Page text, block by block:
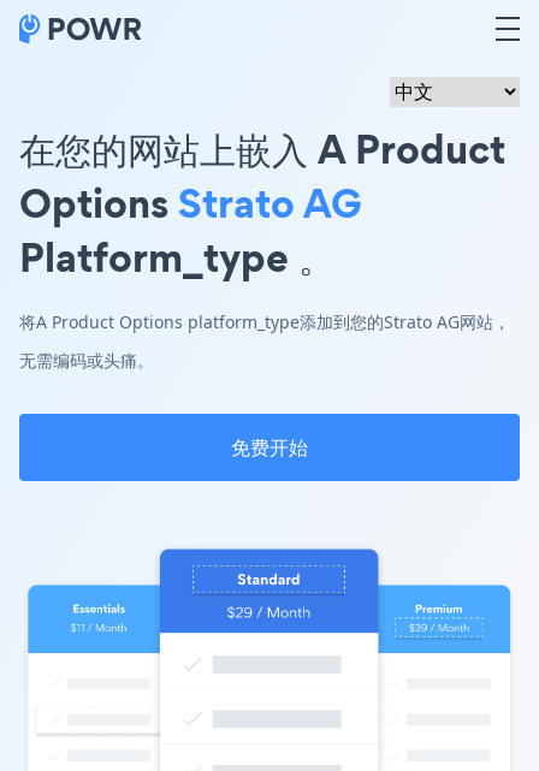
在您的网站上嵌入 A Product
OptionsStrato AG
Platform_type 。
将A Product Options platform_type添加到您的Strato AG网站，
无需编码或头痛。
免费开始